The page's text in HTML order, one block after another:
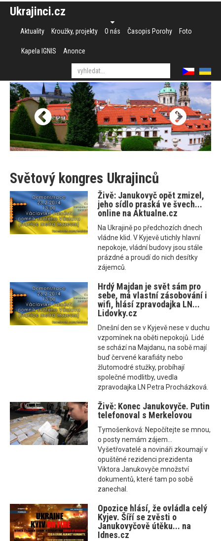
Ukrajinci.cz
Aktuality Kroužky, projekty O nás Časopis Porohy Foto
Kapela IGNIS Anonce
Světový kongres Ukrajinců
Živě: Janukovyč opět zmizel,
jeho sídlo praská ve švech...
online na Aktualne.cz
Na Ukrajině po předchozích dnech
vládne klid. V Kyjevě utichly hlavní
nepokoje, vládní budovy jsou stále
prázdné a proudí do nich desítky
zájemců.
Hrdý Majdan je svět sám pro
sebe, má vlastní zásobování i
wifi, hlásí zpravodajka LN...
Lidovky.cz
Dnešní den se v Kyjevě nese v duchu
vzpomínek na oběti nepokojů. Lidé
se schází na Majdanu, na sobě mají
buď červené karafiáty nebo
žlutomodré stužky, probíhají
společné modlitby, uvedla
zpravodajka LN Petra Procházková.
Živě: Konec Janukovyče. Putin
telefonoval s Merkelovou
Tymošenková: Nepočítejte se mnou,
o posty nemám zájem...
Vyšetřovatelé a novináři zkoumají v
opuštěné rezidenci prezidenta
Viktora Janukovyče množství
dokumentů, které tam po sobě
zanechal.
Opozice hlásí, že ovládla celý
Kyjev. Šíří se zvěsti o
Janukovyčově útěku... na
Idnes.cz